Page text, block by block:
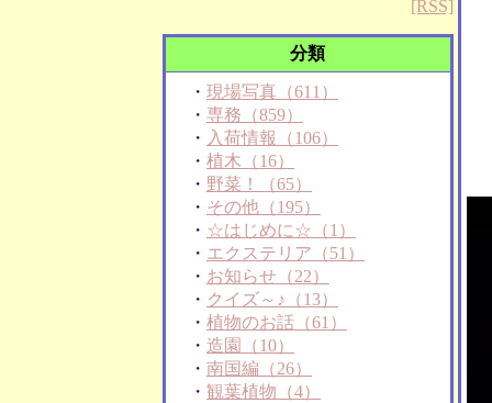
[RSS]
分類
・ 現場写真（611）
・ 専務（859）
・ 入荷情報（106）
・ 植木（16）
・ 野菜！（65）
・ その他（195）
・ ☆はじめに☆（1）
・ エクステリア（51）
・ お知らせ（22）
・ クイズ～♪（13）
・ 植物のお話（61）
・ 造園（10）
・ 南国編（26）
・ 観葉植物（4）